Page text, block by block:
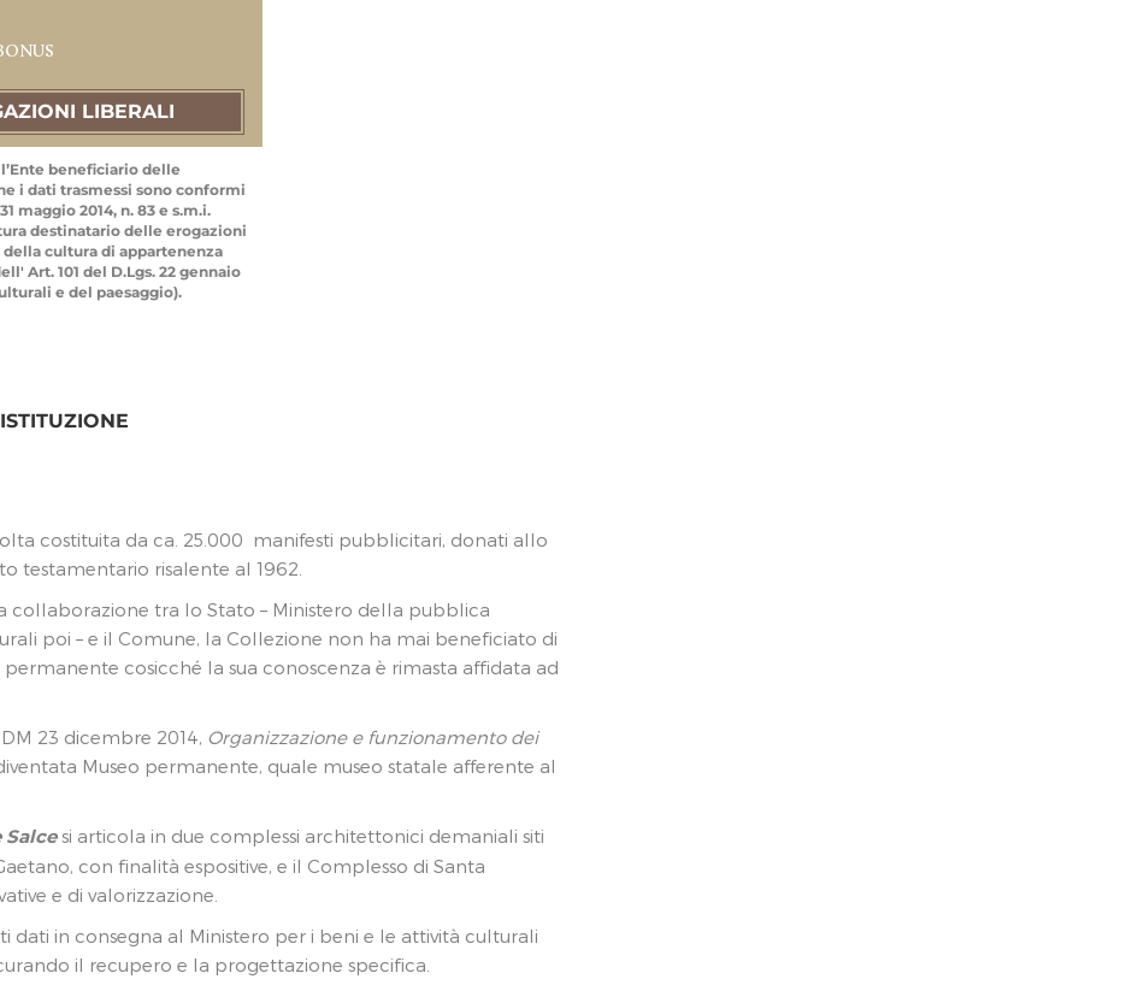
LIBERALI
beneficiario delle
i dati trasmessi sono conformi
maggio 2014, n. 83 e s.m.i.
destinatario delle erogazioni
cultura di appartenenza
Art. 101 del D.Lgs. 22 gennaio
e del paesaggio).
costituita da ca. 25.000 manifesti pubblicitari, donati allo
testamentario risalente al 1962.
collaborazione tra lo Stato – Ministero della pubblica
poi – e il Comune, la Collezione non ha mai beneficiato di
cosicché la sua conoscenza è rimasta affidata ad
23 dicembre 2014, Organizzazione e funzionamento dei
Museo permanente, quale museo statale afferente al
Salcesi articola in due complessi architettonici demaniali siti
con finalità espositive, e il Complesso di Santa
e di valorizzazione.
dati in consegna al Ministero per i beni e le attività culturali
il recupero e la progettazione specifica.